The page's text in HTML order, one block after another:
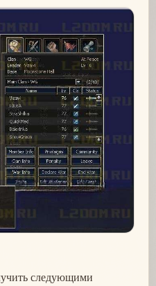
следующими